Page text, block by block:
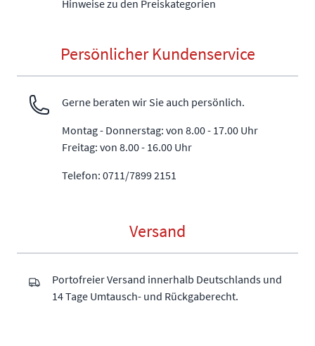
Hinweise zu den Preiskategorien
Persönlicher Kundenservice
Gerne beraten wir Sie auch persönlich.
Montag - Donnerstag: von 8.00 - 17.00 Uhr
Freitag: von 8.00 - 16.00 Uhr
Telefon: 0711/7899 2151
Versand
Portofreier Versand innerhalb Deutschlands und
14 Tage Umtausch- und Rückgaberecht.